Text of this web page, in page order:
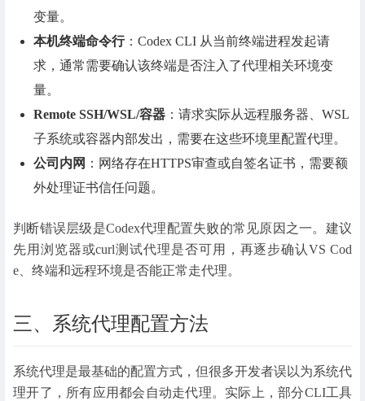
变量。
本机终端命令行：Codex CLI 从当前终端进程发起请
求，通常需要确认该终端是否注入了代理相关环境变
量。
Remote SSH/WSL/容器 ：请求实际从远程服务器、WSL
子系统或容器内部发出，需要在这些环境里配置代理。
公司内网 ：网络存在HTTPS审查或自签名证书，需要额
外处理证书信任问题。
判断错误层级是Codex代理配置失败的常见原因之一。建议
先用浏览器或curl测试代理是否可用，再逐步确认VS Cod
e、终端和远程环境是否能正常走代理。
三、系统代理配置方法
系统代理是最基础的配置方式，但很多开发者误以为系统代
理开了，所有应用都会自动走代理。实际上，部分CLI工具